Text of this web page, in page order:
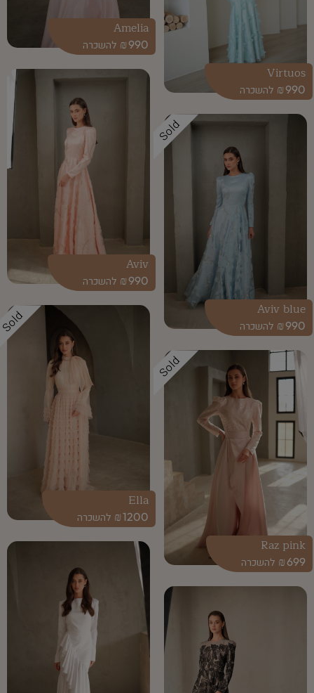
990
₪
Virtuos
990
₪
Amelia
Sold
990
₪
Aviv blue
990
₪
Aviv
Sold
699
₪
Raz pink
Sold
1200
₪
Ella